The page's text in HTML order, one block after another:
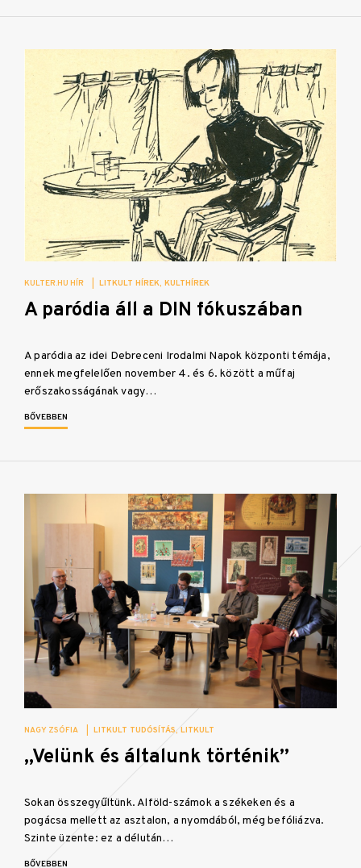
KULTER.HU HÍR LITKULT HÍREK KULTHÍREK
A paródia áll a DIN fókuszában
A paródia az idei Debreceni Irodalmi Napok központi témája,
ennek megfelelően november 4. és 6. között a műfaj
erőszakosságának vagy…
BŐVEBBEN
NAGY ZSÓFIA LITKULT TUDÓSÍTÁS LITKULT
„Velünk és általunk történik”
Sokan összegyűltünk. Alföld-számok a székeken és a
pogácsa mellett az asztalon, a nyomdából, még befóliázva.
Szinte üzente: ez a délután…
BŐVEBBEN